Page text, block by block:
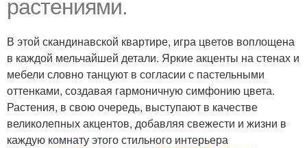
растениями.
В этой скандинавской квартире, игра цветов воплощена
в каждой мельчайшей детали. Яркие акценты на стенах и
мебели словно танцуют в согласии с пастельными
оттенками, создавая гармоничную симфонию цвета.
Растения, в свою очередь, выступают в качестве
великолепных акцентов, добавляя свежести и жизни в
каждую комнату этого стильного интерьера